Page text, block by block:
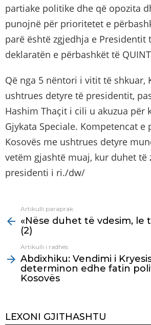
partiake politike dhe që opozita
punojnë për prioritetet e
parë është zgjedhja e Presidentit
deklaratën e përbashkët të
Që nga 5 nëntori i vitit të shkuar,
ushtrues detyre të presidentit,
Hashim Thaҫit i cili u akuzua për
Gjykata Speciale. Kompetencat e
Kosovës me ushtrues detyre
vetëm gjashtë muaj, kur duhet të
presidenti i ri./dw/
more
Artikulli paraprak
«Nëse duhet të vdesim, le
(2)
Artikulli i radhës
Abdixhiku: Vendimi i
determinon edhe fatin
Kosovës
LEXONI GJITHASHTU